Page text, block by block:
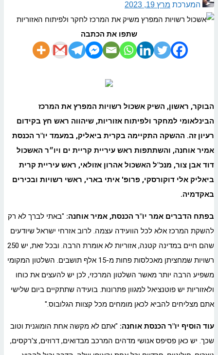
המערכת מרץ 19, 2023
שתפו את הכתבה
הבוקר, ראשון, השיק אשכול רשויות המפרץ את המרכז
הבינלאומי למחקר ולפיתוח אזוריות, שיהווה ראש חץ בקידום
רעיון זה. ההשקה התקיימה בקרית ביאליק, במעמד יו"ר הכנסת
אמיר אוחנה, והשתתפות ראש עיריית קריית ים ויו״ר האשכול
דוד אבן צור, מנכ"ל האשכול אהרון אזולאי, ראש עיריית קרית
ביאליק אלי דוקורסקי, פרופ' איתי בארי, ראשי רשויות ובכירים
באקדמיה.
בפתח הדברים אמר יו"ר הכנסת, אמיר אוחנה: "באתי לברך לא רק
להשקת המרכז אלא לכל הוועידה עצמה. לרוב אזרחי ישראל שיודעים
שהם חיים במדינה קטנה, אזוריות לא אומרת הרבה. ובכל זאת, יש 250
רשויות שמחציתן מאכלסות פחות מ-15 אלף תושבים. השלטון המקומי
משפיע הרבה יותר מאשר השלטון המרכזי, לכן יש להעצים את כוחו
ולאזוריות יש פוטנציאל למגוון פתרונות. בועידה שתתקיים ביום שלישי
אתם מצליחים להביא לכאן מומחים מכל קצוות הגלובוס."
עוד הוסיף יו"ר הכנסת אוחנה: "אתם לא מקשה אחת הומוגנית וטוב
שכך. יש כאן פסיפס אנושי מדהים המרכב מבדואים, דרוזים, צ'רקסים,